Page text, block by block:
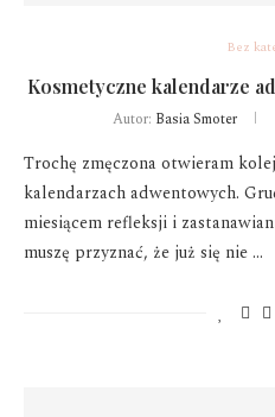
Bez
Kosmetyczne kalendarze
Autor: Basia Smoter
Trochę zmęczona otwieram
kalendarzach adwentowych.
miesiącem refleksji i
muszę przyznać, że już się nie …